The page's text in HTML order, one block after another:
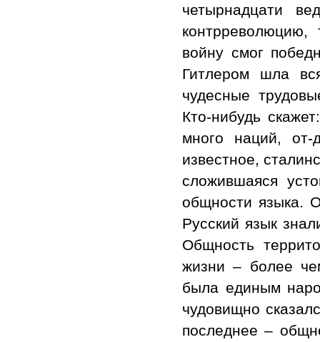
четырнадцати
войну смог
Гитлером шла
чудесные
Кто-нибудь
много наций,
известное,
сложившаяся
общности языка.
Русский язык
Общность
жизни – более
была единым
чудовищно
последнее –